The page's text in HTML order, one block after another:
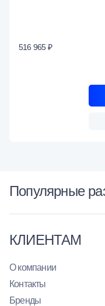
516 965 ₽
Популярные
КЛИЕНТАМ
О компании
Контакты
Бренды